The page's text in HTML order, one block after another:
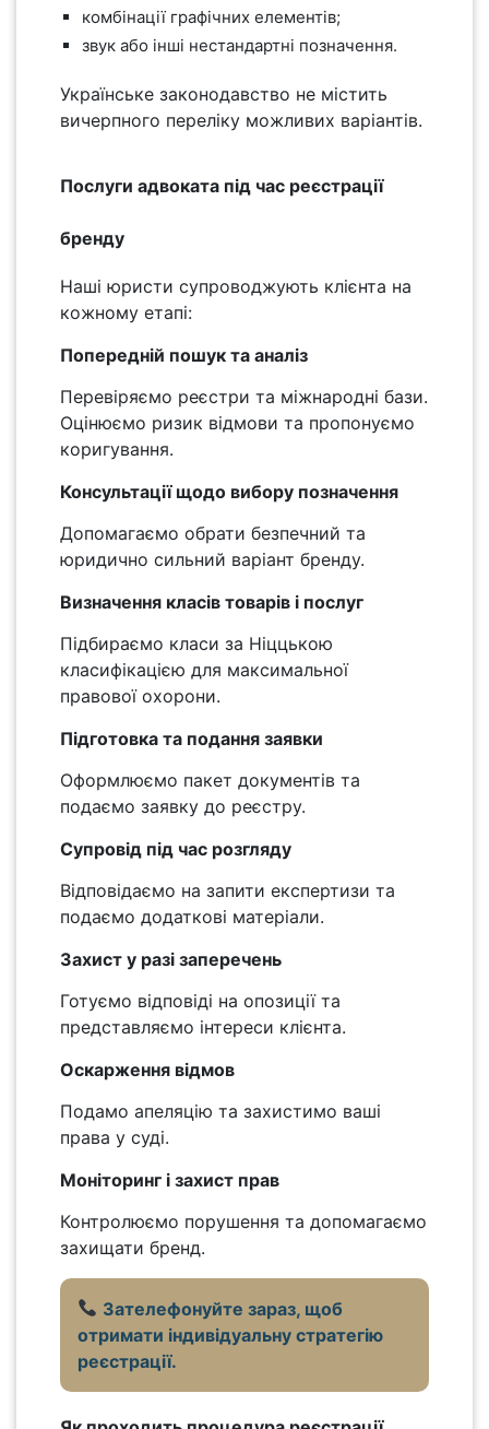
комбінації графічних елементів;
звук або інші нестандартні позначення.
Українське законодавство не містить
вичерпного переліку можливих варіантів.
Послуги адвоката під час реєстрації
бренду
Наші юристи супроводжують клієнта на
кожному етапі:
Попередній пошук та аналіз
Перевіряємо реєстри та міжнародні бази.
Оцінюємо ризик відмови та пропонуємо
коригування.
Консультації щодо вибору позначення
Допомагаємо обрати безпечний та
юридично сильний варіант бренду.
Визначення класів товарів і послуг
Підбираємо класи за Ніццькою
класифікацією для максимальної
правової охорони.
Підготовка та подання заявки
Оформлюємо пакет документів та
подаємо заявку до реєстру.
Супровід під час розгляду
Відповідаємо на запити експертизи та
подаємо додаткові матеріали.
Захист у разі заперечень
Готуємо відповіді на опозиції та
представляємо інтереси клієнта.
Оскарження відмов
Подамо апеляцію та захистимо ваші
права у суді.
Моніторинг і захист прав
Контролюємо порушення та допомагаємо
захищати бренд.
Зателефонуйте зараз, щоб
отримати індивідуальну стратегію
реєстрації.